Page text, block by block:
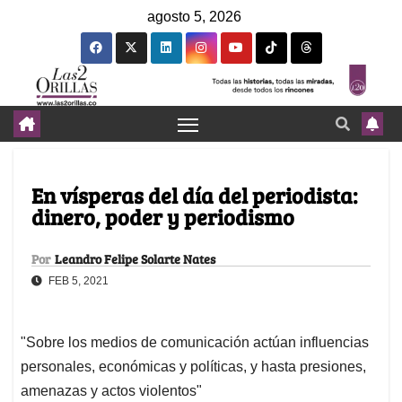
agosto 5, 2026
En vísperas del día del periodista:
dinero, poder y periodismo
Por Leandro Felipe Solarte Nates
FEB 5, 2021
"Sobre los medios de comunicación actúan influencias
personales, económicas y políticas, y hasta presiones,
amenazas y actos violentos"